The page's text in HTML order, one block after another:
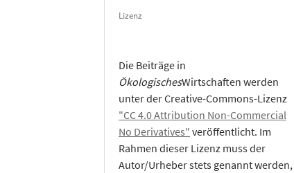
Lizenz
Die Beiträge in
ÖkologischesWirtschaften werden
unter der Creative-Commons-Lizenz
"CC 4.0 Attribution Non-Commercial
No Derivatives" veröffentlicht. Im
Rahmen dieser Lizenz muss der
Autor/Urheber stets genannt werden,